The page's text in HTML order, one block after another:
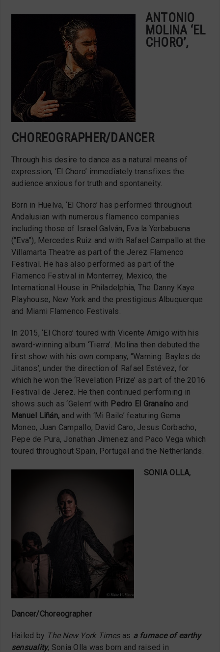
ANTONIO
MOLINA ‘EL
CHORO’,
CHOREOGRAPHER/DANCER
Through his desire to dance as a natural means of
expression, ‘El Choro’ immediately transfixes the
audience anxious for truth and spontaneity.
Born in Huelva, ‘El Choro’ has performed throughout
Andalusian with numerous flamenco companies
including those of Israel Galván, Eva la Yerbabuena
(“Eva”), Mercedes Ruiz and with Rafael Campallo at the
Villamarta Theatre as part of the Jerez Flamenco
Festival. He has also performed as part of the
Flamenco Festival in Monterrey, Mexico, the
International House in Philadelphia, The Danny Kaye
Playhouse, New York and the prestigious Albuquerque
and Miami Flamenco Festivals.
In 2015, ‘El Choro’ toured with Vicente Amigo with his
award-winning album ‘Tierra’. Molina then debuted the
first show with his own company, “Warning: Bayles de
Jitanos’, under the direction of Rafael Estévez, for
which he won the ‘Revelation Prize’ as part of the 2016
Festival de Jerez. He then continued performing in
shows such as ‘Gelem’ with Pedro El Granaíno and
Manuel Liñán, and with ‘Mi Baile’ featuring Gema
Moneo, Juan Campallo, David Caro, Jesus Corbacho,
Pepe de Pura, Jonathan Jimenez and Paco Vega which
toured throughout Spain, Portugal and the Netherlands.
SONIA OLLA,
Dancer/Choreographer
Hailed by The New York Timesas a furnace of earthy
sensuality, Sonia Olla was born and raised in